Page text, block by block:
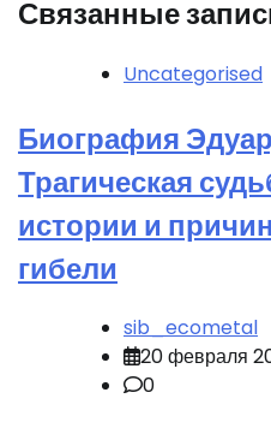
Связанные
Uncategorised
Биография
Трагическая
истории и
гибели
sib_ecometal
20 февраля
0